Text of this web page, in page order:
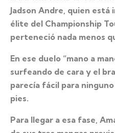
Jadson Andre, quien
élite del Championship
perteneció nada menos
En ese duelo “mano a
surfeando de cara y el
parecía fácil para
pies.
Para llegar a esa fase,